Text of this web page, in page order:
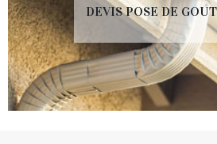
DEVIS POSE DE